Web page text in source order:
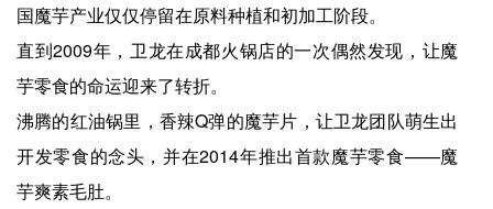
国魔芋产业仅仅停留在原料种植和初加工阶段。
直到2009年，卫龙在成都火锅店的一次偶然发现，让魔
芋零食的命运迎来了转折。
沸腾的红油锅里，香辣Q弹的魔芋片，让卫龙团队萌生出
开发零食的念头，并在2014年推出首款魔芋零食——魔
芋爽素毛肚。